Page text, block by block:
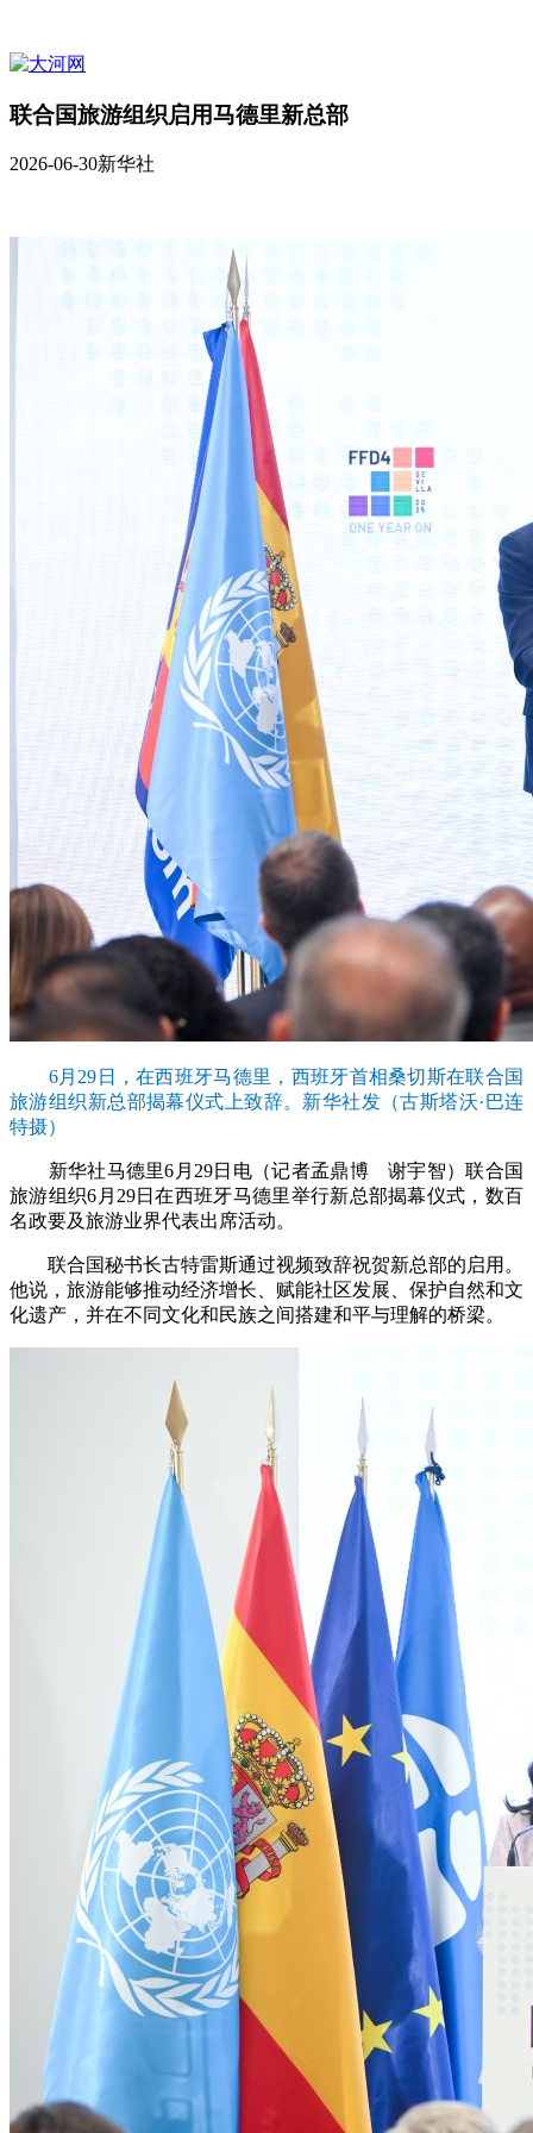
联合国旅游组织启用马德里新总部
2026-06-30新华社
6月29日，在西班牙马德里，西班牙首相桑切斯在联合国
旅游组织新总部揭幕仪式上致辞。新华社发（古斯塔沃·巴连
特摄）
新华社马德里6月29日电（记者孟鼎博 谢宇智）联合国
旅游组织6月29日在西班牙马德里举行新总部揭幕仪式，数百
名政要及旅游业界代表出席活动。
联合国秘书长古特雷斯通过视频致辞祝贺新总部的启用。
他说，旅游能够推动经济增长、赋能社区发展、保护自然和文
化遗产，并在不同文化和民族之间搭建和平与理解的桥梁。